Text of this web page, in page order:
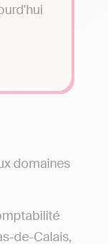
domaines
de-Calais,